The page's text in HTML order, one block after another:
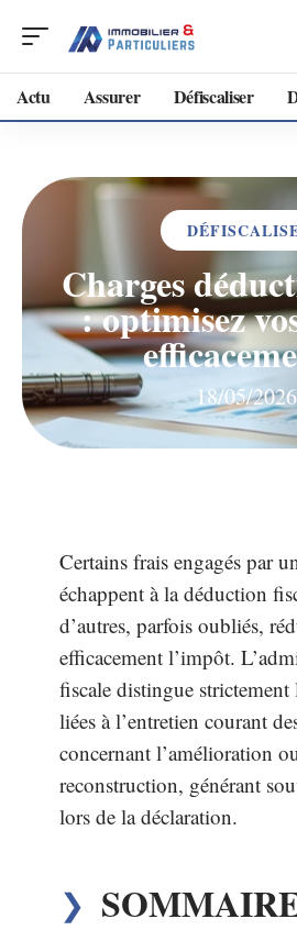
Actu Assurer Défiscaliser
Charges
: optimisez
18/05/2026
Certains frais engagés par
échappent à la déduction
d’autres, parfois oubliés,
efficacement l’impôt.
fiscale distingue strictement
liées à l’entretien courant
concernant l’amélioration
reconstruction, générant
lors de la déclaration.